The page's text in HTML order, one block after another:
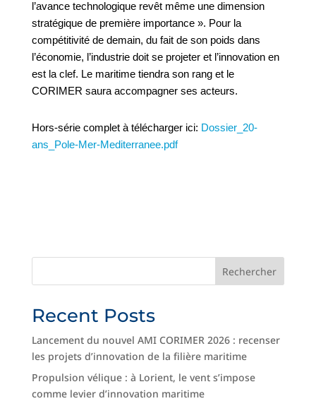
l’avance technologique revêt même une dimension
stratégique de première importance ». Pour la
compétitivité de demain, du fait de son poids dans
l’économie, l’industrie doit se projeter et l’innovation en
est la clef. Le maritime tiendra son rang et le
CORIMER saura accompagner ses acteurs.
Hors-série complet à télécharger ici: Dossier_20-
ans_Pole-Mer-Mediterranee.pdf
Rechercher
Recent Posts
Lancement du nouvel AMI CORIMER 2026 : recenser
les projets d’innovation de la filière maritime
Propulsion vélique : à Lorient, le vent s’impose
comme levier d’innovation maritime